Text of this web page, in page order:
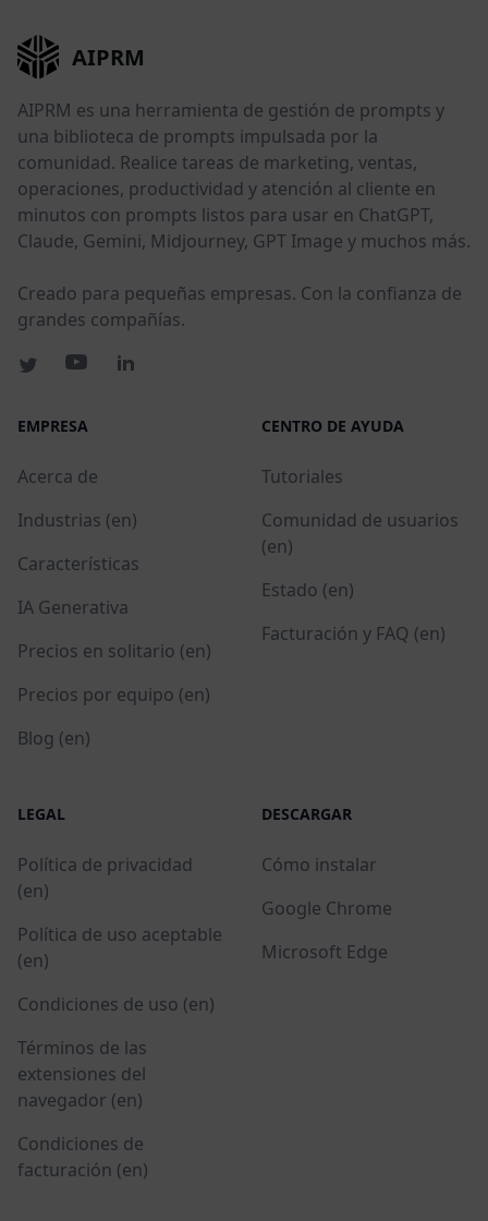
AIPRM
AIPRM es una herramienta de gestión de prompts y
una biblioteca de prompts impulsada por la
comunidad. Realice tareas de marketing, ventas,
operaciones, productividad y atención al cliente en
minutos con prompts listos para usar en ChatGPT,
Claude, Gemini, Midjourney, GPT Image y muchos más.
Creado para pequeñas empresas. Con la confianza de
grandes compañías.
EMPRESA
Acerca de
Industrias (en)
Características
IA Generativa
Precios en solitario (en)
Precios por equipo (en)
Blog (en)
CENTRO DE AYUDA
Tutoriales
Comunidad de usuarios
(en)
Estado (en)
Facturación y FAQ (en)
LEGAL
Política de privacidad
(en)
Política de uso aceptable
(en)
Condiciones de uso (en)
Términos de las
extensiones del
navegador (en)
Condiciones de
facturación (en)
DESCARGAR
Cómo instalar
Google Chrome
Microsoft Edge